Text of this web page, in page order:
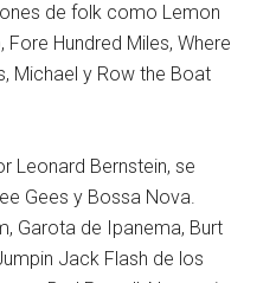
de folk como Lemon
Hundred Miles, Where
Michael y Row the Boat
Leonard Bernstein, se
Gees y Bossa Nova.
Garota de Ipanema, Burt
Jack Flash de los